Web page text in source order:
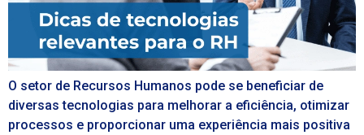
O setor de Recursos Humanos pode se beneficiar de
diversas tecnologias para melhorar a eficiência, otimizar
processos e proporcionar uma experiência mais positiva